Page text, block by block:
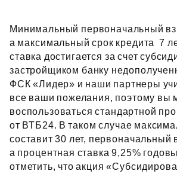
Минимальный первоначальный
а максимальный срок кредита  7
ставка достигается за счет
застройщиком банку
ФСК «Лидер» и наши партнеры
все ваши пожелания, поэтому вы
воспользоваться стандартной
от ВТБ24. В таком случае
составит 30 лет, первоначальный
а процентная ставка 9,25%
отметить, что акция